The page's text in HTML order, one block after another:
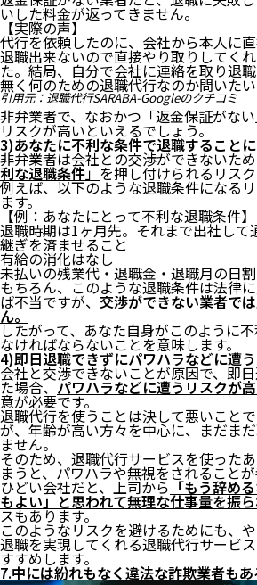
いした料金が返ってきません。
【実際の声】
代行を依頼したのに、会社から本人に
退職出来ないので直接やり取りしてく
た。結局、自分で会社に連絡を取り退
無く何のための退職代行なのか問いたい
引用元： 退職代行SARABA-Googleのクチコミ
非弁業者で、なおかつ「返金保証がな
リスクが高いといえるでしょう。
3)あなたに不利な条件で退職すること
非弁業者は会社との交渉ができないた
利な退職条件」を押し付けられるリス
例えば、以下のような退職条件になる
ます。
【例：あなたにとって不利な退職条件】
退職時期は1ヶ月先。それまで出社して
継ぎを済ませること
有給の消化はなし
未払いの残業代・退職金・退職月の日
もちろん、このような退職条件は法律
ば不当ですが、 交渉ができない業者で
ん。
したがって、あなた自身がこのように
なければならないことを意味します。
4)即日退職できずにパワハラなどに遭う
会社と交渉できないことが原因で、即
た場合、パワハラなどに遭うリスクが
意が必要です。
退職代行を使うことは決して悪いこと
が、年齢が高い方々を中心に、まだま
ません。
そのため、退職代行サービスを使った
まうと、パワハラや無視をされること
ひどい会社だと、上司から 「もう辞め
もよい」と思われて無理な仕事量を振
スもあります。
このようなリスクを避けるためにも、
退職を実現してくれる退職代行サービ
すすめします。
7.中には紛れもなく違法な詐欺業者もあ